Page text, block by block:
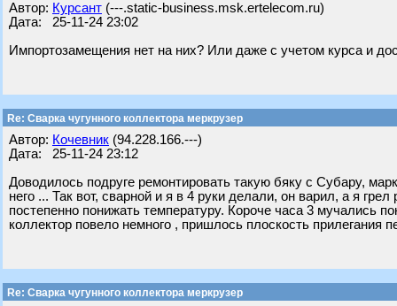
Автор: Курсант (---.static-business.msk.ertelecom.ru)
Дата: 25-11-24 23:02
Импортозамещения нет на них? Или даже с учетом курса и
Re: Сварка чугунного коллектора меркрузер
Автор: Кочевник (94.228.166.---)
Дата: 25-11-24 23:12
Доводилось подруге ремонтировать такую бяку с Субару,
него ... Так вот, сварной и я в 4 руки делали, он варил, а я
постепенно понижать температуру. Короче часа 3 мучались
коллектор повело немного , пришлось плоскость прилегания
Re: Сварка чугунного коллектора меркрузер